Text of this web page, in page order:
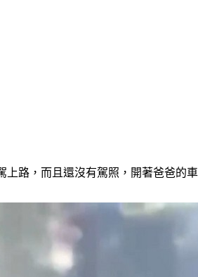
路，而且還沒有駕照，開著爸爸